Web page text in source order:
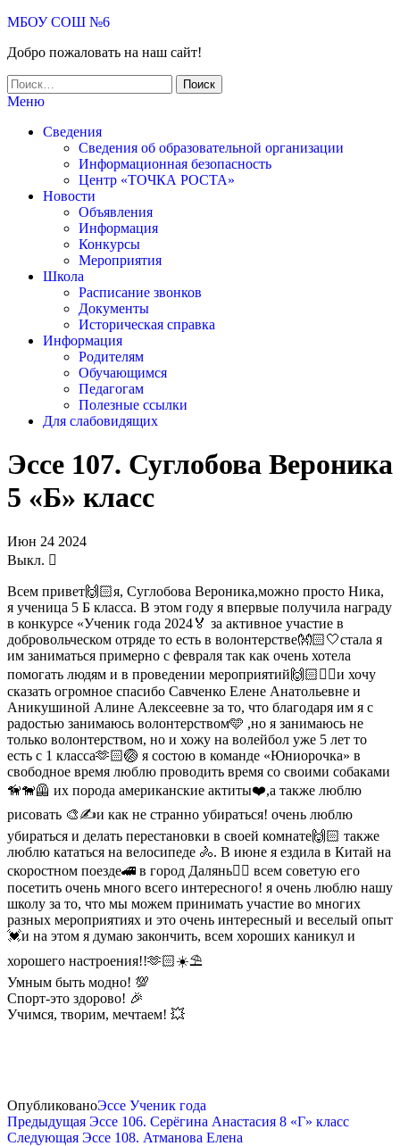
МБОУ СОШ №6
Добро пожаловать на наш сайт!
Меню
Сведения
Сведения об образовательной организации
Информационная безопасность
Центр «ТОЧКА РОСТА»
Новости
Объявления
Информация
Конкурсы
Мероприятия
Школа
Расписание звонков
Документы
Историческая справка
Информация
Родителям
Обучающимся
Педагогам
Полезные ссылки
Для слабовидящих
Эссе 107. Суглобова Вероника
5 «Б» класс
Июн 24 2024
Выкл.
Всем привет🙌🏻я, Суглобова Вероника,можно просто Ника,
я ученица 5 Б класса. В этом году я впервые получила награду
в конкурсе «Ученик года 2024🏅 за активное участие в
добровольческом отряде то есть в волонтерстве👐🏻🤍стала я
им заниматься примерно с февраля так как очень хотела
помогать людям и в проведении мероприятий🙌🏻❤️‍🔥и хочу
сказать огромное спасибо Савченко Елене Анатольевне и
Аникушиной Алине Алексеевне за то, что благодаря им я с
радостью занимаюсь волонтерством🩵 ,но я занимаюсь не
только волонтерством, но и хожу на волейбол уже 5 лет то
есть с 1 класса🫶🏻🏐 я состою в команде «Юниорочка» в
свободное время люблю проводить время со своими собаками
🦮🐕‍🦺 их порода американские актиты❤️,а также люблю
рисовать 🎨✍️и как не странно убираться! очень люблю
убираться и делать перестановки в своей комнате🙌🏻 также
люблю кататься на велосипеде 🚴. В июне я ездила в Китай на
скоростном поезде🚄 в город Далянь❤️‍🔥 всем советую его
посетить очень много всего интересного! я очень люблю нашу
школу за то, что мы можем принимать участие во многих
разных мероприятиях и это очень интересный и веселый опыт
💓и на этом я думаю закончить, всем хороших каникул и
хорошего настроения!!🫶🏻☀️⛱️
Умным быть модно! 💯
Спорт-это здорово! 🎉
Учимся, творим, мечтаем! 💥
ОпубликованоЭссе Ученик года
Предыдущая Эссе 106. Серёгина Анастасия 8 «Г» класс
Следующая Эссе 108. Атманова Елена